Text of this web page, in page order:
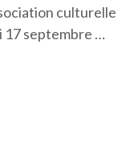
culturelle
17 septembre …